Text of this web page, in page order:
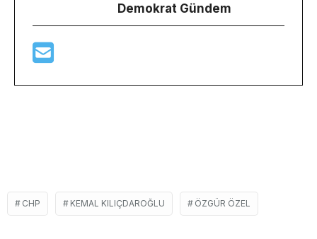
Demokrat Gündem
CHP KEMAL KILIÇDAROĞLU ÖZGÜR ÖZEL